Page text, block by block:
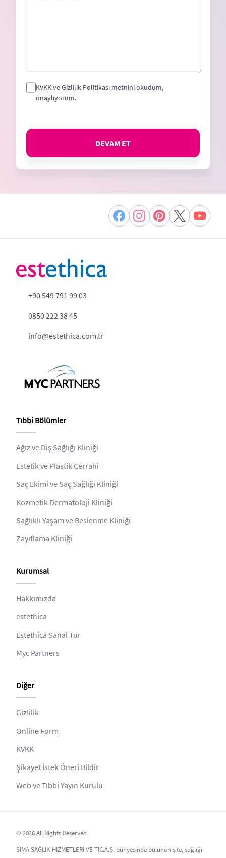
KVKK ve Gizlilik Politikası metnini okudum,
onaylıyorum.
DEVAM ET
+90 549 791 99 03
0850 222 38 45
info@estethica.com.tr
Tıbbi Bölümler
Ağız ve Diş Sağlığı Kliniği
Estetik ve Plastik Cerrahi
Saç Ekimi ve Saç Sağlığı Kliniği
Kozmetik Dermatoloji Kliniği
Sağlıklı Yaşam ve Beslenme Kliniği
Zayıflama Kliniği
Kurumsal
Hakkımızda
estethica
Estethica Sanal Tur
Myc Partners
Diğer
Gizlilik
Online Form
KVKK
Şikayet İstek Öneri Bildir
Web ve Tıbbi Yayın Kurulu
© 2026 All Rights Reserved
SİMA SAĞLIK HİZMETLERİ VE TİC.A.Ş. bünyesinde bulunan site, sağlığı